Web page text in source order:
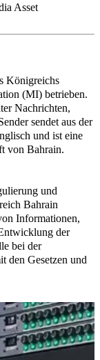
Asset
Königreichs
(MI) betrieben.
Nachrichten,
sendet aus der
und ist eine
von Bahrain.
und
Bahrain
Informationen,
der
bei der
den Gesetzen und